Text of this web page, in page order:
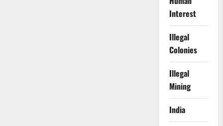
Interest
Illegal
Colonies
Illegal
Mining
India